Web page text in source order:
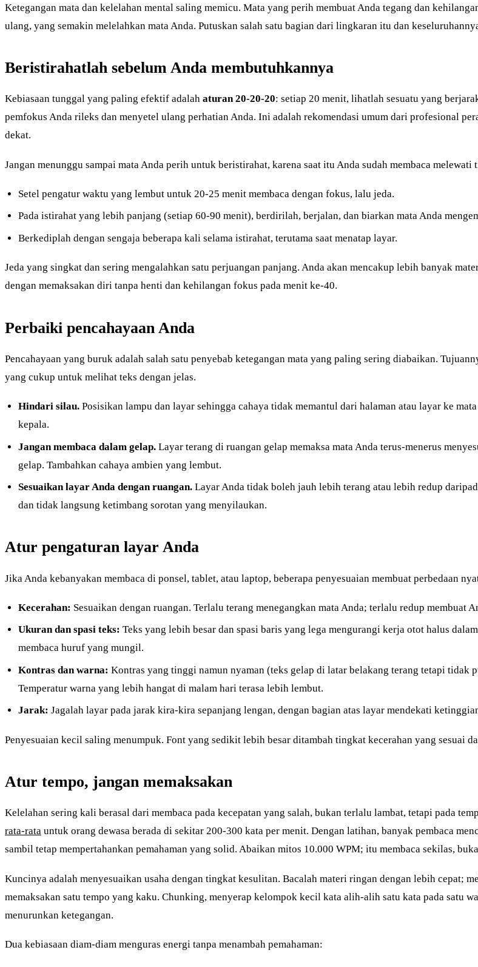
Ketegangan mata dan kelelahan mental saling memicu. Mata yang perih membuat Anda tegang dan
ulang, yang semakin melelahkan mata Anda. Putuskan salah satu bagian dari lingkaran itu dan
Beristirahatlah sebelum Anda membutuhkannya
Kebiasaan tunggal yang paling efektif adalah aturan 20-20-20: setiap 20 menit, lihatlah sesuatu yang
pemfokus Anda rileks dan menyetel ulang perhatian Anda. Ini adalah rekomendasi umum dari profesional
dekat.
Jangan menunggu sampai mata Anda perih untuk beristirahat, karena saat itu Anda sudah membaca
Setel pengatur waktu yang lembut untuk 20-25 menit membaca dengan fokus, lalu jeda.
Pada istirahat yang lebih panjang (setiap 60-90 menit), berdirilah, berjalan, dan biarkan mata Anda
Berkediplah dengan sengaja beberapa kali selama istirahat, terutama saat menatap layar.
Jeda yang singkat dan sering mengalahkan satu perjuangan panjang. Anda akan mencakup lebih banyak
dengan memaksakan diri tanpa henti dan kehilangan fokus pada menit ke-40.
Perbaiki pencahayaan Anda
Pencahayaan yang buruk adalah salah satu penyebab ketegangan mata yang paling sering diabaikan.
yang cukup untuk melihat teks dengan jelas.
Hindari silau. Posisikan lampu dan layar sehingga cahaya tidak memantul dari halaman atau layar ke
kepala.
Jangan membaca dalam gelap. Layar terang di ruangan gelap memaksa mata Anda terus-menerus
gelap. Tambahkan cahaya ambien yang lembut.
Sesuaikan layar Anda dengan ruangan. Layar Anda tidak boleh jauh lebih terang atau lebih redup
dan tidak langsung ketimbang sorotan yang menyilaukan.
Atur pengaturan layar Anda
Jika Anda kebanyakan membaca di ponsel, tablet, atau laptop, beberapa penyesuaian membuat perbedaan
Kecerahan: Sesuaikan dengan ruangan. Terlalu terang menegangkan mata Anda; terlalu redup membuat
Ukuran dan spasi teks: Teks yang lebih besar dan spasi baris yang lega mengurangi kerja otot halus
membaca huruf yang mungil.
Kontras dan warna: Kontras yang tinggi namun nyaman (teks gelap di latar belakang terang tetapi tidak
Temperatur warna yang lebih hangat di malam hari terasa lebih lembut.
Jarak: Jagalah layar pada jarak kira-kira sepanjang lengan, dengan bagian atas layar mendekati
Penyesuaian kecil saling menumpuk. Font yang sedikit lebih besar ditambah tingkat kecerahan yang sesuai
Atur tempo, jangan memaksakan
Kelelahan sering kali berasal dari membaca pada kecepatan yang salah, bukan terlalu lambat, tetapi pada
rata-rata untuk orang dewasa berada di sekitar 200-300 kata per menit. Dengan latihan, banyak pembaca
sambil tetap mempertahankan pemahaman yang solid. Abaikan mitos 10.000 WPM; itu membaca sekilas,
Kuncinya adalah menyesuaikan usaha dengan tingkat kesulitan. Bacalah materi ringan dengan lebih cepat;
memaksakan satu tempo yang kaku. Chunking, menyerap kelompok kecil kata alih-alih satu kata pada satu
menurunkan ketegangan.
Dua kebiasaan diam-diam menguras energi tanpa menambah pemahaman: